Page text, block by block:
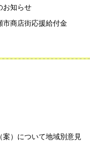
お知らせ
商店街応援給付金
案）について地域別意見